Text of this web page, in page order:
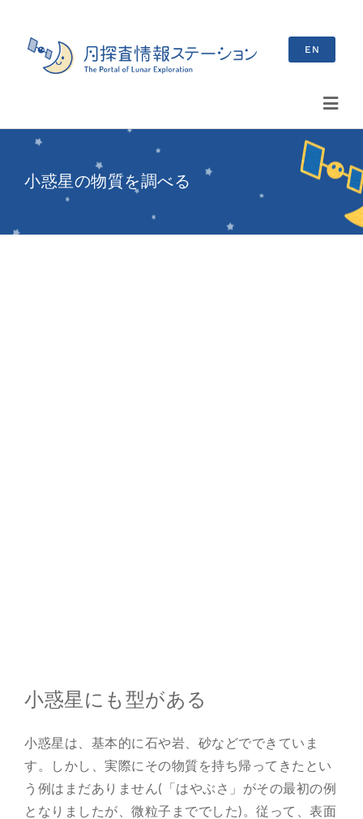
content
EN
索
小惑星の物質を調べる
小惑星にも型がある
小惑星は、基本的に石や岩、砂などでできていま
す。しかし、実際にその物質を持ち帰ってきたとい
う例はまだありません(「はやぶさ」がその最初の例
となりましたが、微粒子まででした)。従って、表面